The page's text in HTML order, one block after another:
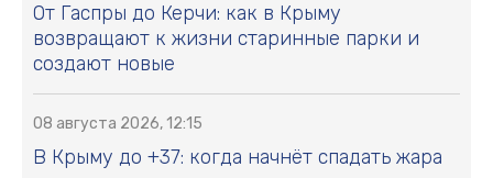
От Гаспры до Керчи: как в Крыму
возвращают к жизни старинные парки и
создают новые
08 августа 2026, 12:15
В Крыму до +37: когда начнёт спадать жара